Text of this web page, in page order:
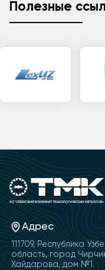
Полезные
Адрес
111709, Республика
область, город
Хайдарова, дом №1